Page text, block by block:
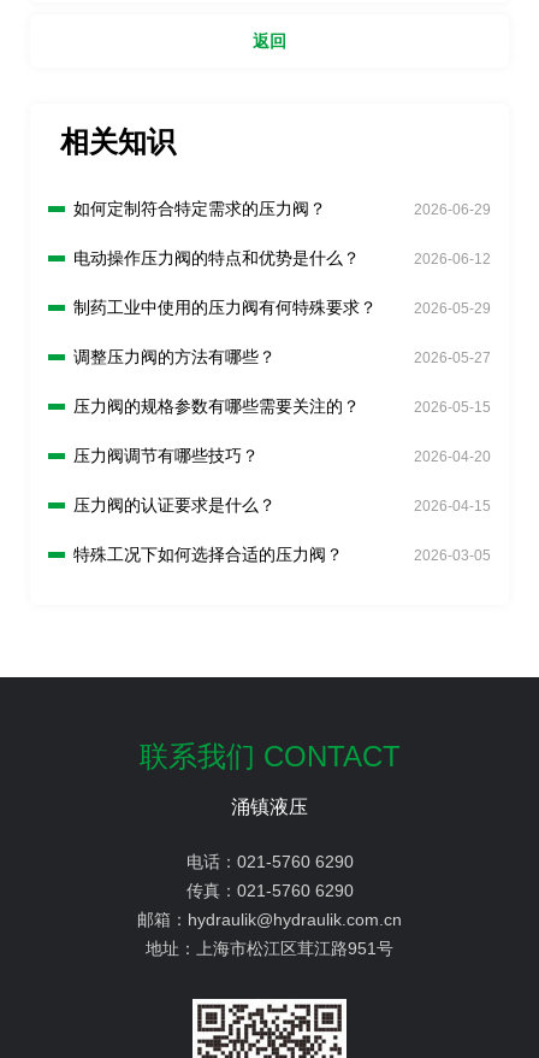
返回
相关知识
如何定制符合特定需求的压力阀？ 2026-06-29
电动操作压力阀的特点和优势是什么？ 2026-06-12
制药工业中使用的压力阀有何特殊要求？ 2026-05-29
调整压力阀的方法有哪些？ 2026-05-27
压力阀的规格参数有哪些需要关注的？ 2026-05-15
压力阀调节有哪些技巧？ 2026-04-20
压力阀的认证要求是什么？ 2026-04-15
特殊工况下如何选择合适的压力阀？ 2026-03-05
联系我们 CONTACT
涌镇液压
电话： 021-5760 6290
传真： 021-5760 6290
邮箱： hydraulik@hydraulik.com.cn
地址：
上海市松江区茸江路951号